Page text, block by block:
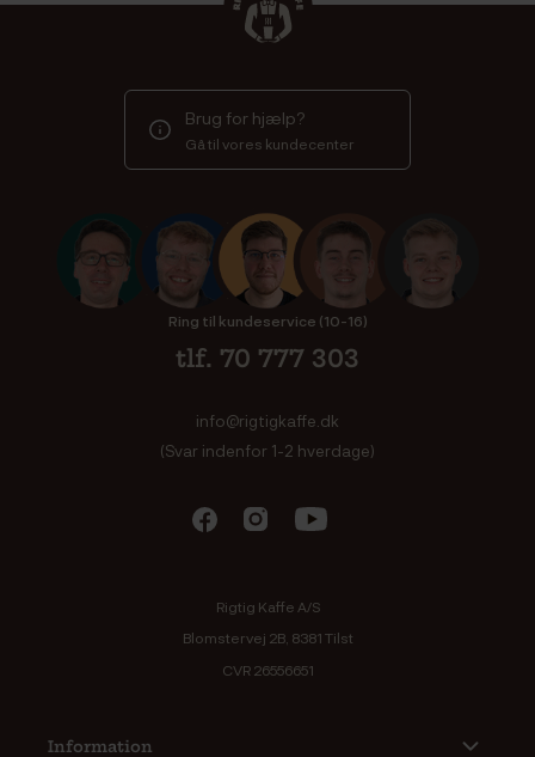
Brug for hjælp?
Gå til vores kundecenter
Ring til kundeservice (10-16)
tlf. 70 777 303
info@rigtigkaffe.dk
(Svar indenfor 1-2 hverdage)
Rigtig Kaffe A/S
Blomstervej 2B, 8381 Tilst
CVR 26556651
Information